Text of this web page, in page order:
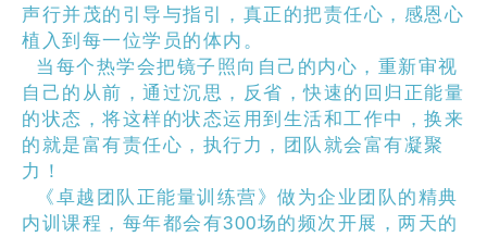
声行并茂的引导与指引，真正的把责任心，感恩心
植入到每一位学员的体内。
当每个热学会把镜子照向自己的内心，重新审视
自己的从前，通过沉思，反省，快速的回归正能量
的状态，将这样的状态运用到生活和工作中，换来
的就是富有责任心，执行力，团队就会富有凝聚
力！
《卓越团队正能量训练营》做为企业团队的精典
内训课程，每年都会有300场的频次开展，两天的